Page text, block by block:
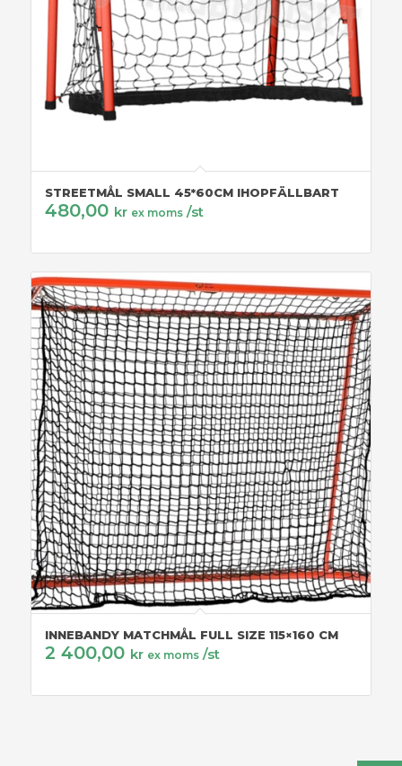
STREETMÅL SMALL 45*60CM IHOPFÄLLBART
480,00 kr ex moms /st
INNEBANDY MATCHMÅL FULL SIZE 115×160 CM
2 400,00 kr ex moms /st